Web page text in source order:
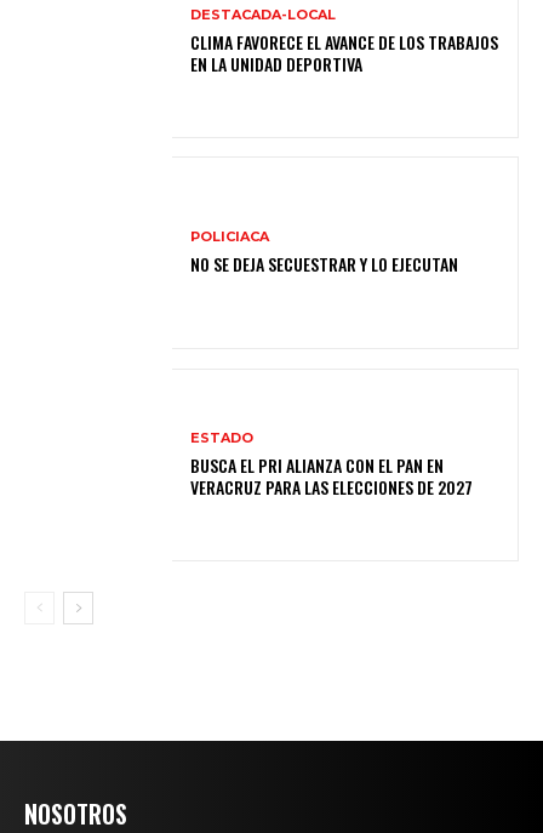
DESTACADA-LOCAL
CLIMA FAVORECE EL AVANCE DE LOS TRABAJOS
EN LA UNIDAD DEPORTIVA
POLICIACA
NO SE DEJA SECUESTRAR Y LO EJECUTAN
ESTADO
BUSCA EL PRI ALIANZA CON EL PAN EN
VERACRUZ PARA LAS ELECCIONES DE 2027
NOSOTROS